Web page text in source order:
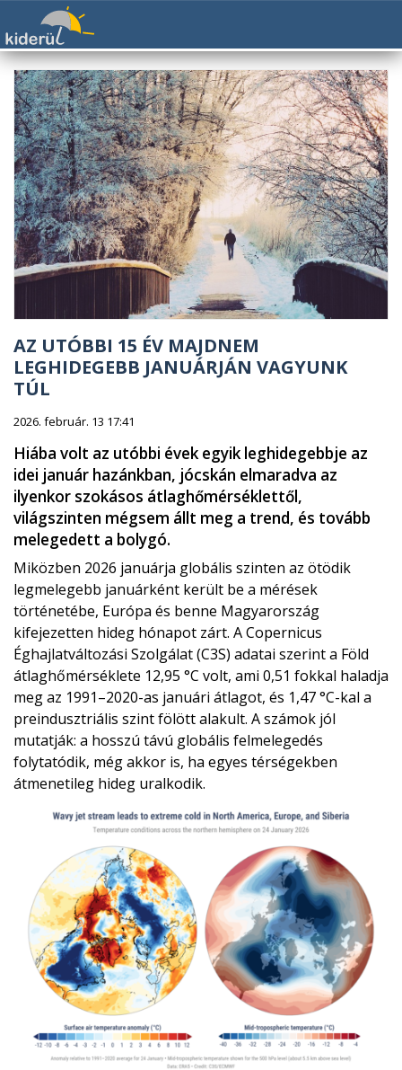
AZ UTÓBBI 15 ÉV MAJDNEM
LEGHIDEGEBB JANUÁRJÁN VAGYUNK
TÚL
2026. február. 13 17:41
Hiába volt az utóbbi évek egyik leghidegebbje az
idei január hazánkban, jócskán elmaradva az
ilyenkor szokásos átlaghőmérséklettől,
világszinten mégsem állt meg a trend, és tovább
melegedett a bolygó.
Miközben 2026 januárja globális szinten az ötödik
legmelegebb januárként került be a mérések
történetébe, Európa és benne Magyarország
kifejezetten hideg hónapot zárt. A Copernicus
Éghajlatváltozási Szolgálat (C3S) adatai szerint a Föld
átlaghőmérséklete 12,95 °C volt, ami 0,51 fokkal haladja
meg az 1991–2020-as januári átlagot, és 1,47 °C-kal a
preindusztriális szint fölött alakult. A számok jól
mutatják: a hosszú távú globális felmelegedés
folytatódik, még akkor is, ha egyes térségekben
átmenetileg hideg uralkodik.